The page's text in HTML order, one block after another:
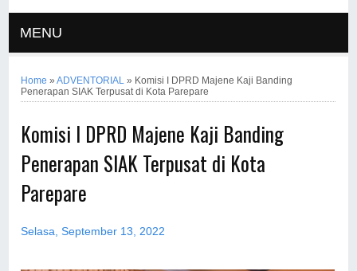
MENU
Home »ADVENTORIAL » Komisi I DPRD Majene Kaji Banding
Penerapan SIAK Terpusat di Kota Parepare
Komisi I DPRD Majene Kaji Banding
Penerapan SIAK Terpusat di Kota
Parepare
Selasa, September 13, 2022